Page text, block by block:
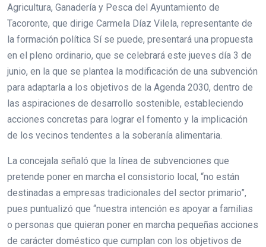
Agricultura, Ganadería y Pesca del Ayuntamiento de
Tacoronte, que dirige Carmela Díaz Vilela, representante de
la formación política Sí se puede, presentará una propuesta
en el pleno ordinario, que se celebrará este jueves día 3 de
junio, en la que se plantea la modificación de una subvención
para adaptarla a los objetivos de la Agenda 2030, dentro de
las aspiraciones de desarrollo sostenible, estableciendo
acciones concretas para lograr el fomento y la implicación
de los vecinos tendentes a la soberanía alimentaria.
La concejala señaló que la línea de subvenciones que
pretende poner en marcha el consistorio local, “no están
destinadas a empresas tradicionales del sector primario”,
pues puntualizó que “nuestra intención es apoyar a familias
o personas que quieran poner en marcha pequeñas acciones
de carácter doméstico que cumplan con los objetivos de